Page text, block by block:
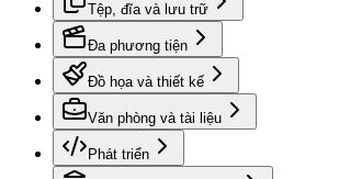
Tệp, đĩa và lưu trữ
Đa phương tiện
Đồ họa và thiết kế
Văn phòng và tài liệu
Phát triển